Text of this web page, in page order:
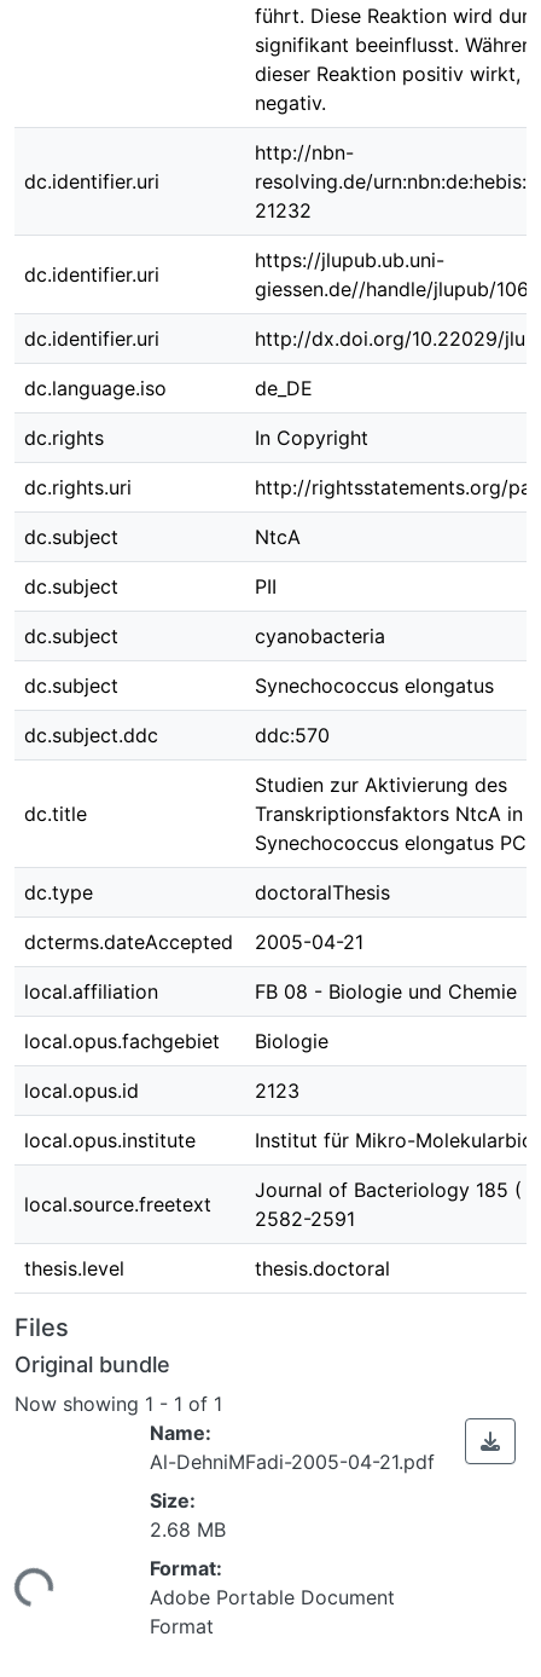
führt. Diese Reaktion wird
signifikant beeinflusst.
dieser Reaktion positiv wirkt,
negativ.
dc.identifier.uri
http://nbn-
resolving.de/
21232
dc.identifier.uri
https://jlupub.ub.uni-
giessen.de//handle/jlupub/
dc.identifier.uri http://dx.doi.org/10.22029/
dc.language.iso de_DE
dc.rights In Copyright
dc.rights.uri http://rightsstatements.org/
dc.subject NtcA
dc.subject PII
dc.subject cyanobacteria
dc.subject Synechococcus elongatus
dc.subject.ddc ddc:570
dc.title
Studien zur Aktivierung des
Transkriptionsfaktors NtcA in
Synechococcus elongatus
dc.type doctoralThesis
dcterms.dateAccepted 2005-04-21
local.affiliation FB 08 - Biologie und Chemie
local.opus.fachgebiet Biologie
local.opus.id 2123
local.opus.institute Institut für Mikro-
local.source.freetext
Journal of Bacteriology 185 (
2582-2591
thesis.level thesis.doctoral
Files
Original bundle
Now showing 1 - 1 of 1
Name:
Al-DehniMFadi-2005-04-21.pdf
Size:
2.68 MB
Format:
Adobe Portable Document
Format